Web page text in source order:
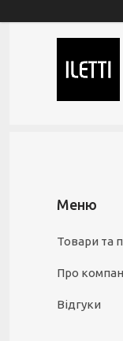
Товари та
Про
Відгуки